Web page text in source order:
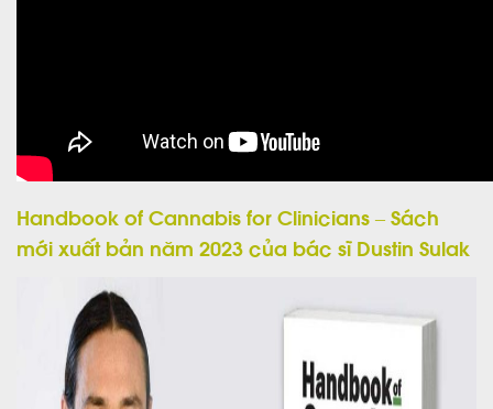
Handbook of Cannabis for Clinicians – Sách
mới xuất bản năm 2023 của bác sĩ Dustin Sulak